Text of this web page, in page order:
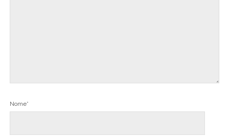
Nome*